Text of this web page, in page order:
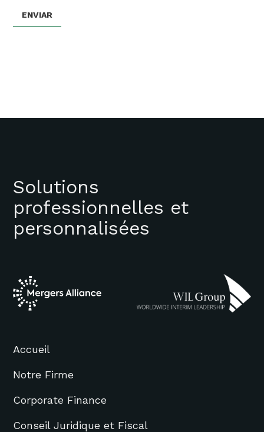
Solutions
professionnelles et
personnalisées
Accueil
Notre Firme
Corporate Finance
Conseil Juridique et Fiscal